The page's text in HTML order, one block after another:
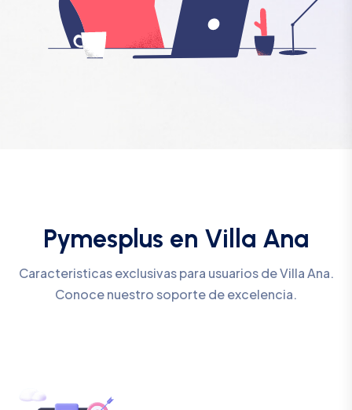
Pymesplus en Villa Ana
Caracteristicas exclusivas para usuarios de Villa Ana.
Conoce nuestro soporte de excelencia.